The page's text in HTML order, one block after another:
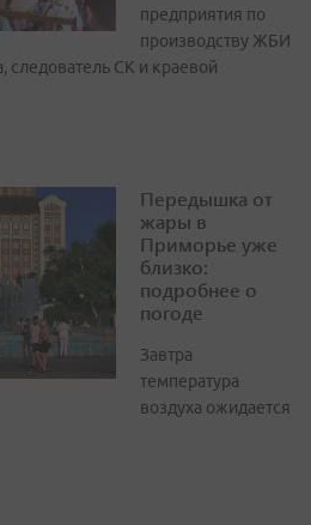
предприятия по
производству ЖБИ
следователь СК и краевой
Передышка от
жары в
Приморье уже
близко:
подробнее о
погоде
Завтра
температура
воздуха ожидается